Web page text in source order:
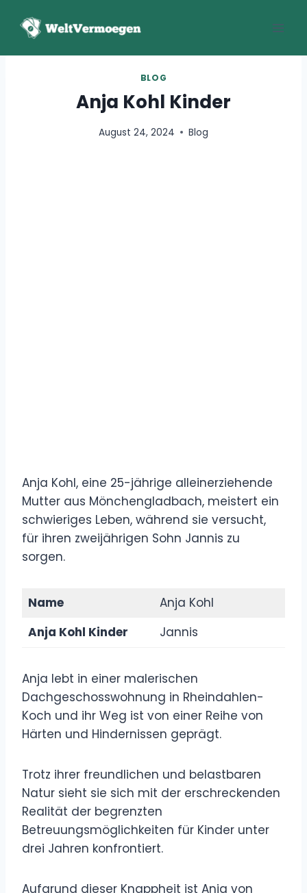
Inhalt
BLOG
Anja Kohl Kinder
August 24, 2024 Blog
Anja Kohl, eine 25-jährige alleinerziehende
Mutter aus Mönchengladbach, meistert ein
schwieriges Leben, während sie versucht,
für ihren zweijährigen Sohn Jannis zu
sorgen.
Name
Anja Kohl
Anja Kohl Kinder
Jannis
Anja lebt in einer malerischen
Dachgeschosswohnung in Rheindahlen-
Koch und ihr Weg ist von einer Reihe von
Härten und Hindernissen geprägt.
Trotz ihrer freundlichen und belastbaren
Natur sieht sie sich mit der erschreckenden
Realität der begrenzten
Betreuungsmöglichkeiten für Kinder unter
drei Jahren konfrontiert.
Aufgrund dieser Knappheit ist Anja von